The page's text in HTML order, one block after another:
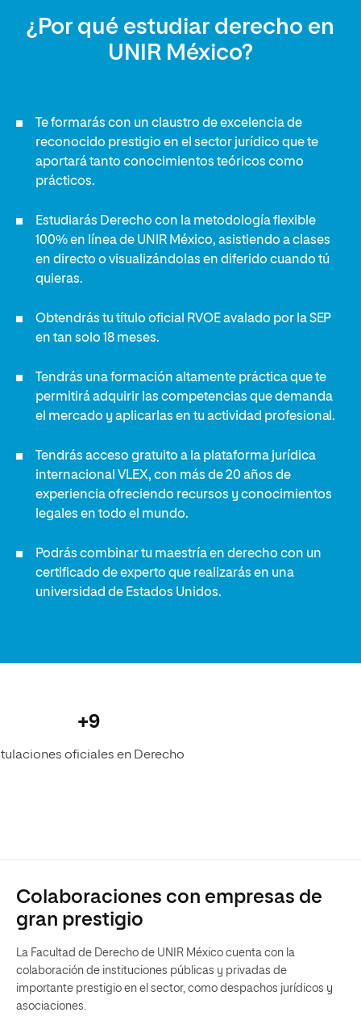
¿Por qué estudiar derecho en
UNIR México?
Te formarás con un claustro de excelencia de
reconocido prestigio en el sector jurídico que te
aportará tanto conocimientos teóricos como
prácticos.
Estudiarás Derecho con la metodología flexible
100% en línea de UNIR México, asistiendo a clases
en directo o visualizándolas en diferido cuando tú
quieras.
Obtendrás tu título oficial RVOE avalado por la SEP
en tan solo 18 meses.
Tendrás una formación altamente práctica que te
permitirá adquirir las competencias que demanda
el mercado y aplicarlas en tu actividad profesional.
Tendrás acceso gratuito a la plataforma jurídica
internacional VLEX, con más de 20 años de
experiencia ofreciendo recursos y conocimientos
legales en todo el mundo.
Podrás combinar tu maestría en derecho con un
certificado de experto que realizarás en una
universidad de Estados Unidos.
+9
oficiales en Derecho
Colaboraciones con empresas de
gran prestigio
La Facultad de Derecho de UNIR México cuenta con la
colaboración de instituciones públicas y privadas de
importante prestigio en el sector, como despachos jurídicos y
asociaciones.